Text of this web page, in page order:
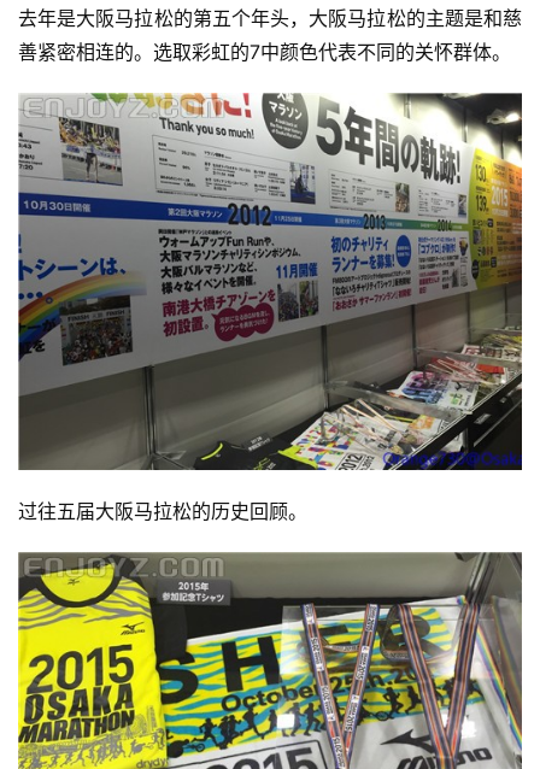
去年是大阪马拉松的第五个年头，大阪马拉松的主题是和慈
善紧密相连的。选取彩虹的7中颜色代表不同的关怀群体。
过往五届大阪马拉松的历史回顾。